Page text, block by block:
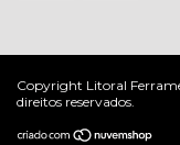
Copyright Litoral
direitos reservados.